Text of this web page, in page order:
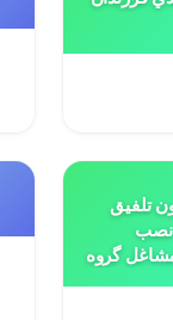
تلفیق
نصب
گروه
کاربری